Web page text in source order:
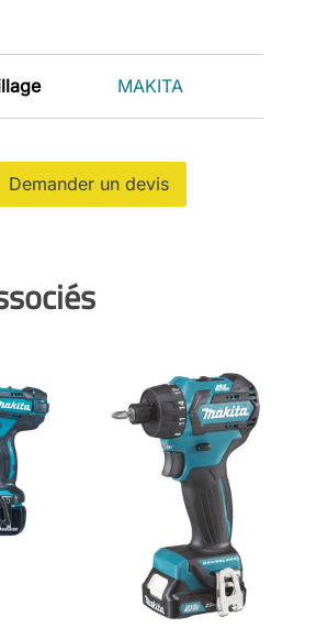
MAKITA
Demander un devis